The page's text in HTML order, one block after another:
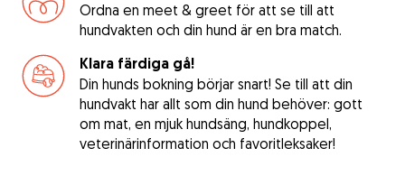
Ordna en meet & greet för att se till att
hundvakten och din hund är en bra match.
Klara färdiga gå!
Din hunds bokning börjar snart! Se till att din
hundvakt har allt som din hund behöver: gott
om mat, en mjuk hundsäng, hundkoppel,
veterinärinformation och favoritleksaker!